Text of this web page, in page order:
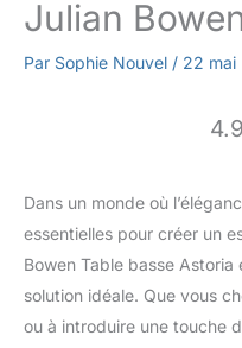
Julian
Par Sophie Nouvel / 22 mai
Dans un monde où
essentielles pour créer un
Bowen Table basse
solution idéale. Que vous
ou à introduire une touche